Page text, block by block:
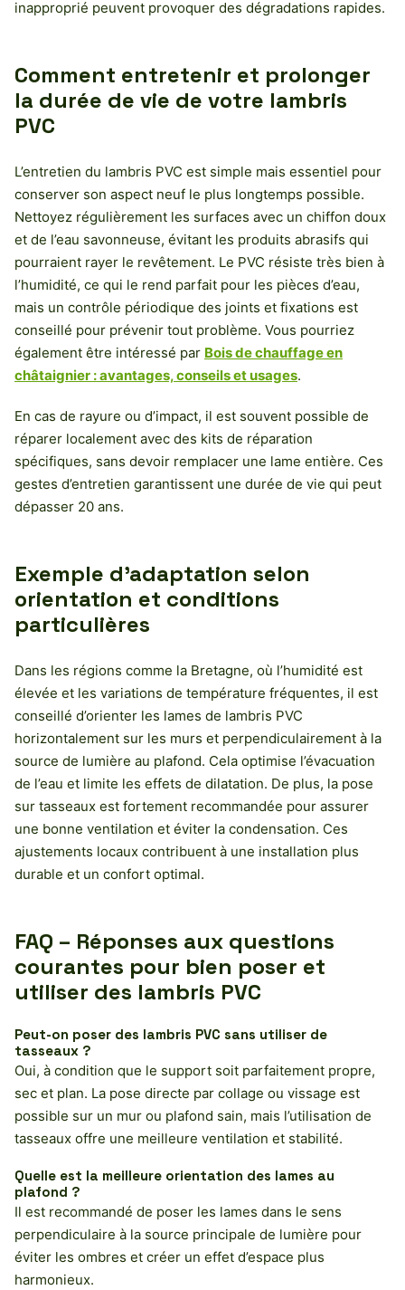
inapproprié peuvent provoquer des dégradations rapides.
Comment entretenir et prolonger
la durée de vie de votre lambris
PVC
L’entretien du lambris PVC est simple mais essentiel pour
conserver son aspect neuf le plus longtemps possible.
Nettoyez régulièrement les surfaces avec un chiffon doux
et de l’eau savonneuse, évitant les produits abrasifs qui
pourraient rayer le revêtement. Le PVC résiste très bien à
l’humidité, ce qui le rend parfait pour les pièces d’eau,
mais un contrôle périodique des joints et fixations est
conseillé pour prévenir tout problème. Vous pourriez
également être intéressé par Bois de chauffage en
châtaignier : avantages, conseils et usages.
En cas de rayure ou d’impact, il est souvent possible de
réparer localement avec des kits de réparation
spécifiques, sans devoir remplacer une lame entière. Ces
gestes d’entretien garantissent une durée de vie qui peut
dépasser 20 ans.
Exemple d’adaptation selon
orientation et conditions
particulières
Dans les régions comme la Bretagne, où l’humidité est
élevée et les variations de température fréquentes, il est
conseillé d’orienter les lames de lambris PVC
horizontalement sur les murs et perpendiculairement à la
source de lumière au plafond. Cela optimise l’évacuation
de l’eau et limite les effets de dilatation. De plus, la pose
sur tasseaux est fortement recommandée pour assurer
une bonne ventilation et éviter la condensation. Ces
ajustements locaux contribuent à une installation plus
durable et un confort optimal.
FAQ – Réponses aux questions
courantes pour bien poser et
utiliser des lambris PVC
Peut-on poser des lambris PVC sans utiliser de
tasseaux ?
Oui, à condition que le support soit parfaitement propre,
sec et plan. La pose directe par collage ou vissage est
possible sur un mur ou plafond sain, mais l’utilisation de
tasseaux offre une meilleure ventilation et stabilité.
Quelle est la meilleure orientation des lames au
plafond ?
Il est recommandé de poser les lames dans le sens
perpendiculaire à la source principale de lumière pour
éviter les ombres et créer un effet d’espace plus
harmonieux.